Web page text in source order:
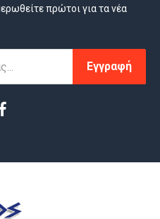
πρώτοι για τα νέα
Εγγραφή